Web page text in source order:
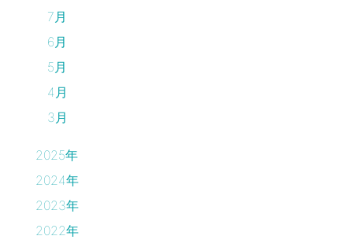
7月
6月
5月
4月
3月
2025年
2024年
2023年
2022年